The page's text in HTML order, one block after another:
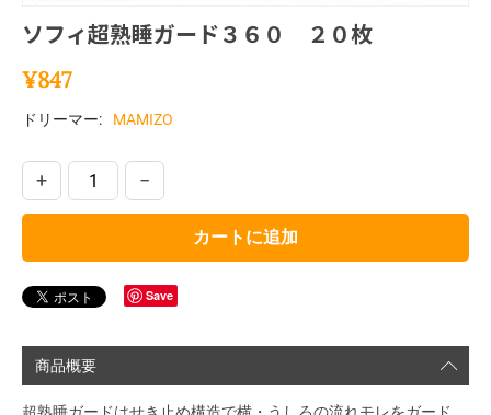
ソフィ超熟睡ガード３６０ ２０枚
¥847
ドリーマー: MAMIZO
+ −
カートに追加
Save
商品概要